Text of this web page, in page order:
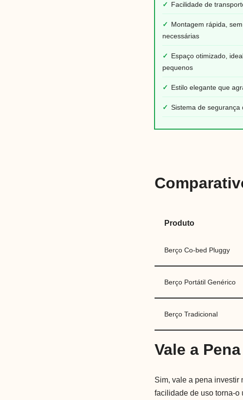
✓ Facilidade de
✓ Montagem rápida,
necessárias
✓ Espaço otimizado,
pequenos
✓ Estilo elegante que
✓ Sistema de segurança
Produto
Berço Co-bed Pluggy
Berço Portátil Genérico
Berço Tradicional
Vale a
Sim, vale a pena investir
facilidade de uso torna-o